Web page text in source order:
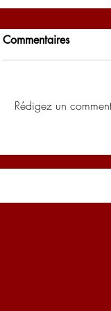
National de
des Marocains
Commentaires
Rédigez un